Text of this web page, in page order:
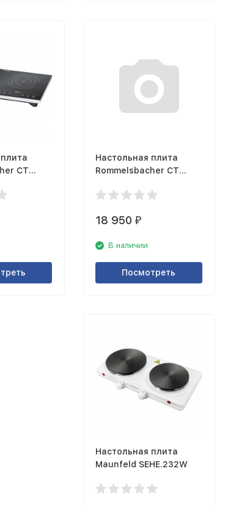
CT
Настольная плита
Rommelsbacher CT
18 950 ₽
В наличии
Посмотреть
Настольная плита
Maunfeld SEHE.232W